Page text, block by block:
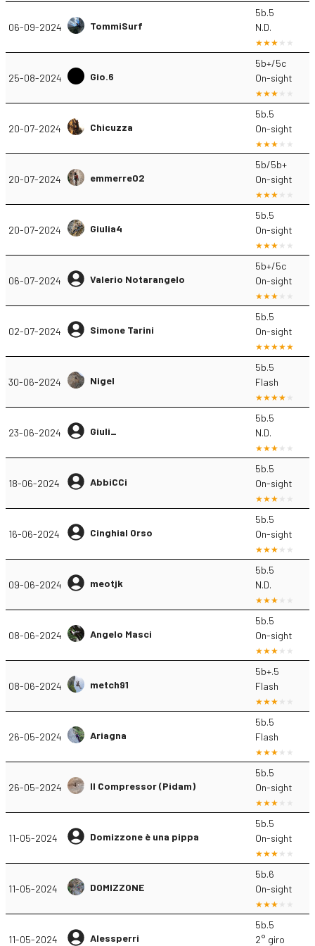
06-09-2024 TommiSurf
5b.5
N.D.
25-08-2024 Gio.6
5b+/5c
On-sight
20-07-2024 Chicuzza
5b.5
On-sight
20-07-2024 emmerre02
5b/5b+
On-sight
20-07-2024 Giulia4
5b.5
On-sight
06-07-2024 Valerio Notarangelo
5b+/5c
On-sight
02-07-2024 Simone Tarini
5b.5
On-sight
30-06-2024 Nigel
5b.5
Flash
23-06-2024 Giuli_
5b.5
N.D.
18-06-2024 AbbiCCi
5b.5
On-sight
16-06-2024 Cinghial Orso
5b.5
On-sight
09-06-2024 meotjk
5b.5
N.D.
08-06-2024 Angelo Masci
5b.5
On-sight
08-06-2024 metch91
5b+.5
Flash
26-05-2024 Ariagna
5b.5
Flash
26-05-2024 Il Compressor (Pidam)
5b.5
On-sight
11-05-2024 Domizzone è una pippa
5b.5
On-sight
11-05-2024 DOMIZZONE
5b.6
On-sight
11-05-2024 Alessperri
5b.5
2° giro